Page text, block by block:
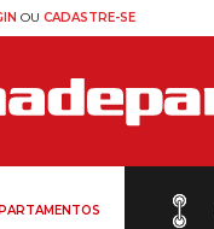
OU CADASTRE-SE